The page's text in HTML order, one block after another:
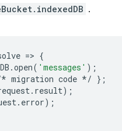
.
=> {
.open( 'messages' );
migration code */ };
. result);
. error);